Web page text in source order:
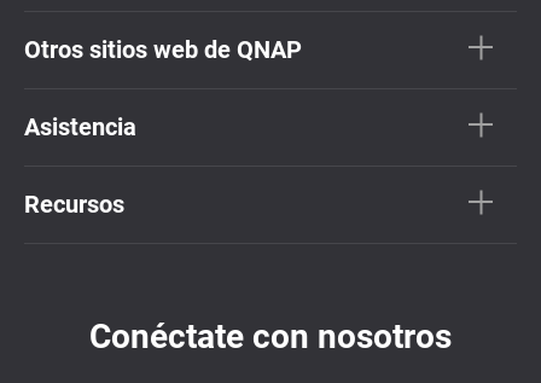
Otros sitios web de QNAP
Asistencia
Recursos
Conéctate con nosotros